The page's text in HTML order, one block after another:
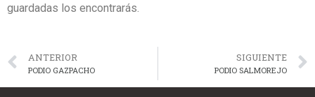
guardadas los encontrarás.
ANTERIOR
PODIO GAZPACHO
SIGUIENTE
PODIO SALMOREJO